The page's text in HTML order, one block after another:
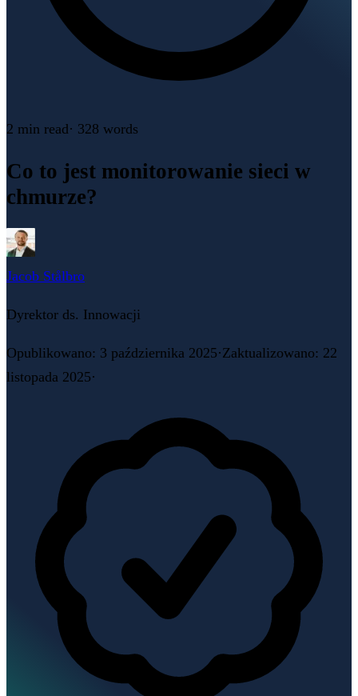
2 min read· 328 words
Co to jest monitorowanie sieci w
chmurze?
Jacob Stålbro
Dyrektor ds. Innowacji
Opublikowano: 3 października 2025·Zaktualizowano: 22
listopada 2025·